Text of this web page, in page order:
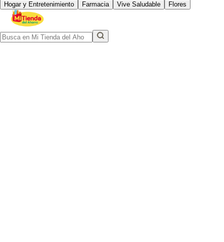
Hogar y Entretenimiento
Farmacia Vive Saludable Flores